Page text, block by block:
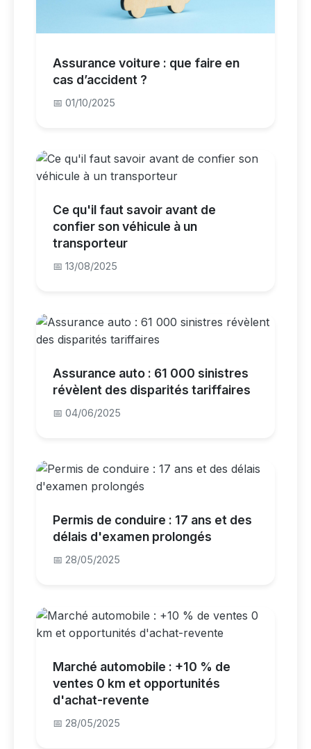
Assurance voiture : que faire en
cas d’accident ?
📅 01/10/2025
Ce qu'il faut savoir avant de
confier son véhicule à un
transporteur
📅 13/08/2025
Assurance auto : 61 000 sinistres
révèlent des disparités tariffaires
📅 04/06/2025
Permis de conduire : 17 ans et des
délais d'examen prolongés
📅 28/05/2025
Marché automobile : +10 % de
ventes 0 km et opportunités
d'achat-revente
📅 28/05/2025